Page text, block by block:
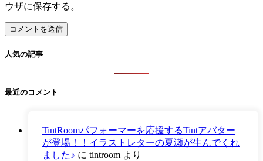
ウザに保存する。
人気の記事
最近のコメント
TintRoomパフォーマーを応援するTintアバター
が登場！！イラストレターの夏瀬が生んでくれ
ました♪ に tintroom より